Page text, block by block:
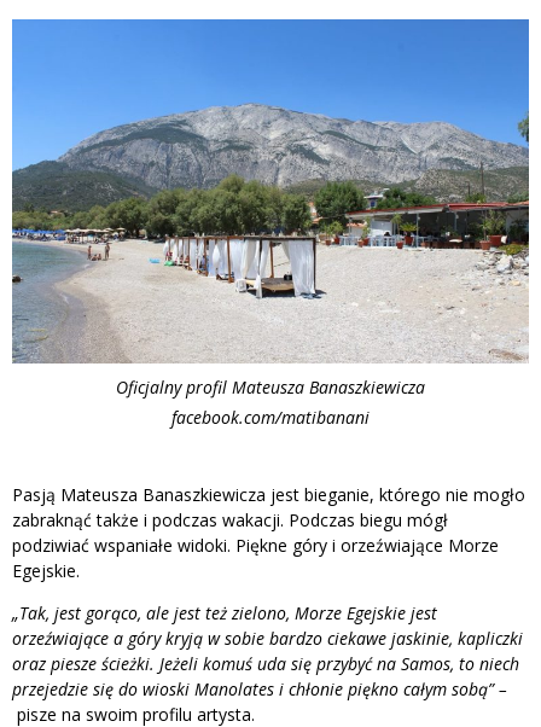
Oficjalny profil Mateusza Banaszkiewicza
facebook.com/matibanani
Pasją Mateusza Banaszkiewicza jest bieganie, którego nie mogło
zabraknąć także i podczas wakacji. Podczas biegu mógł
podziwiać wspaniałe widoki. Piękne góry i orzeźwiające Morze
Egejskie.
„Tak, jest gorąco, ale jest też zielono, Morze Egejskie jest
orzeźwiające a góry kryją w sobie bardzo ciekawe jaskinie, kapliczki
oraz piesze ścieżki. Jeżeli komuś uda się przybyć na Samos, to niech
przejedzie się do wioski Manolates i chłonie piękno całym sobą” –
pisze na swoim profilu artysta.